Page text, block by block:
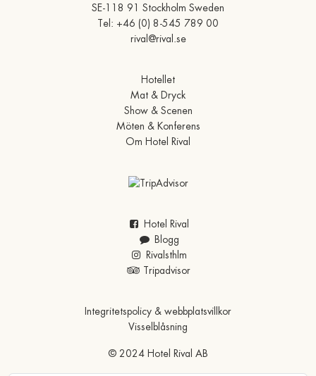
SE-118 91 Stockholm Sweden
Tel: +46 (0) 8-545 789 00
rival@rival.se
Hotellet
Mat & Dryck
Show & Scenen
Möten & Konferens
Om Hotel Rival
Hotel Rival
Blogg
Rivalsthlm
Tripadvisor
Integritetspolicy & webbplatsvillkor
Visselblåsning
© 2024 Hotel Rival AB